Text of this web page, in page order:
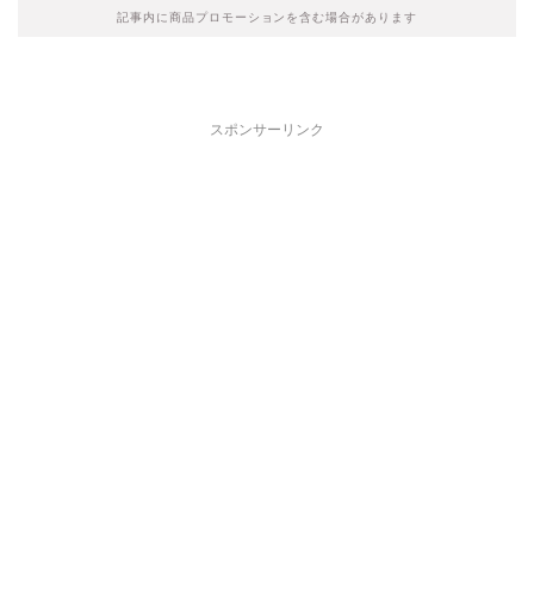
記事内に商品プロモーションを含む場合があります
スポンサーリンク